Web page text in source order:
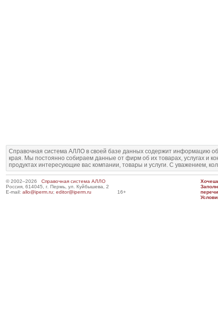
Справочная система АЛЛО в своей базе данных содержит информацию
края. Мы постоянно собираем данные от фирм об их товарах, услугах и
продуктах интересующие вас компании, товары и услуги. С уважением,
© 2002–2026 Справочная система АЛЛО
Россия, 614045, г. Пермь, ул. Куйбышева, 2
E-mail: allo@iperm.ru; editor@iperm.ru 16+